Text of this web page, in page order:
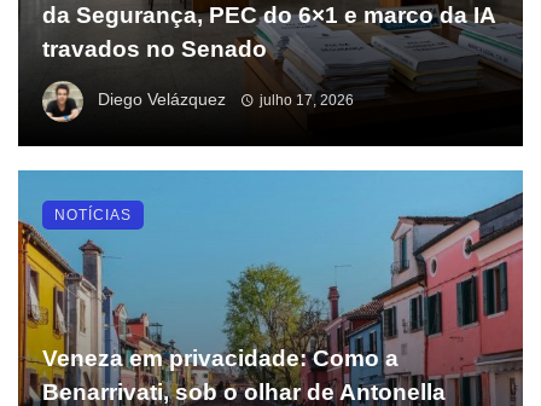
da Segurança, PEC do 6×1 e marco da IA
travados no Senado
Diego Velázquez julho 17, 2026
Veneza em privacidade: Como a
Benarrivati, sob o olhar de Antonella
NOTÍCIAS